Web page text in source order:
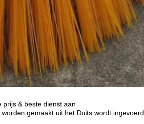
prijs & beste dienst aan
gemaakt uit het Duits wordt ingevoerd